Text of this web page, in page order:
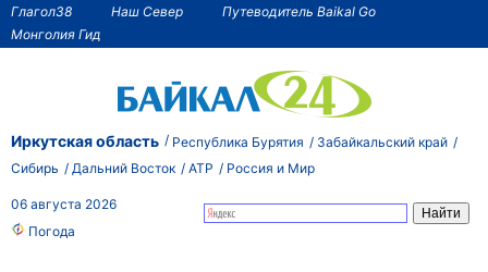
Глагол38 Наш Север
Путеводитель Baikal Go
Монголия Гид
Иркутская область Республика Бурятия
Забайкальский край
Сибирь
Дальний Восток АТР Россия и Мир
06 августа 2026
Погода